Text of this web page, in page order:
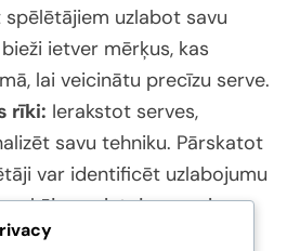
uzlabot savu
ietver mērķus, kas
lai veicinātu precīzu serve.
rīki: Ierakstot serves,
savu tehniku. Pārskatot
var identificēt uzlabojumu
kāju novietojumu vai